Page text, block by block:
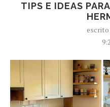
TIPS E IDEAS